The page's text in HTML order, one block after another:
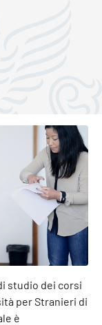
studio dei corsi
per Stranieri di
è